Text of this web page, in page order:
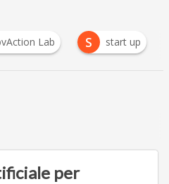
Lab S start up
per